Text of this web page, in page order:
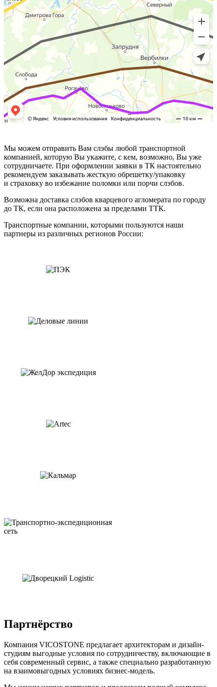
Мы можем отправить Вам слэбы любой транспортной
компанией, которую Вы укажите, с кем, возможно, Вы уже
сотрудничаете. При оформлении заявки в ТК настоятельно
рекомендуем заказывать жесткую обрешетку/упаковку
и страховку во избежание поломки или порчи слэбов.
Возможна доставка слэбов кварцевого агломерата по городу
до ТК, если она расположена за пределами ТТК.
Транспортные компании, которыми пользуются наши
партнеры из различных регионов России:
Партнёрство
Компания VICOSTONE предлагает архитекторам и дизайн-
студиям выгодные условия по сотрудничеству, включающие в
себя современный сервис, а также специально разработанную
на взаимовыгодных условиях бизнес-модель.